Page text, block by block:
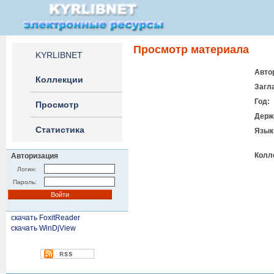
KYRLIBNET
Коллекции
Просмотр
Статистика
Авторизация
Логин:
Пароль:
скачать FoxitReader
скачать WinDjView
Просмотр материала
Год: